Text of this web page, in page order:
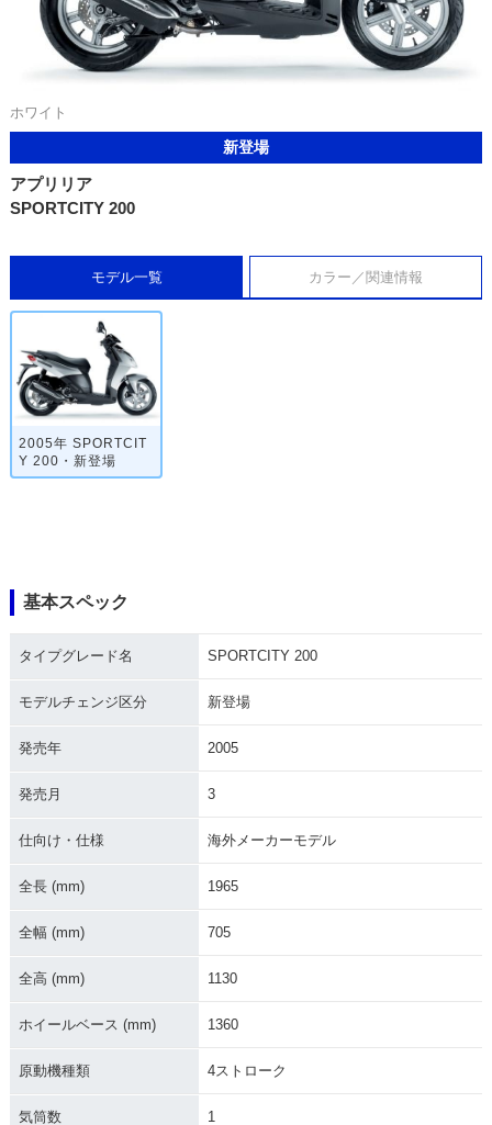
ホワイト
新登場
アプリリア
SPORTCITY 200
モデル一覧 カラー／関連情報
2005年 SPORTCIT
Y 200・新登場
基本スペック
タイプグレード名 SPORTCITY 200
モデルチェンジ区分 新登場
発売年 2005
発売月 3
仕向け・仕様 海外メーカーモデル
全長 (mm) 1965
全幅 (mm) 705
全高 (mm) 1130
ホイールベース (mm) 1360
原動機種類 4ストローク
気筒数 1